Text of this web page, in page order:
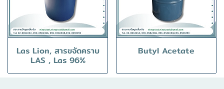
Las Lion, สารขจัดคราบ
LAS , Las 96%
Butyl Acetate